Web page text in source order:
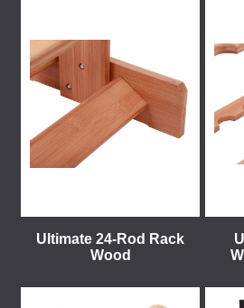
Ultimate 24-Rod Rack
Wood